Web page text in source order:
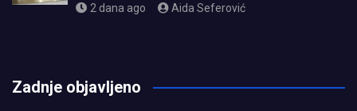
2 dana ago Aida Seferović
Zadnje objavljeno